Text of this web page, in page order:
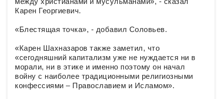
Карен Георгиевич.
«Блестящая точка», - добавил Соловьев.
«Карен Шахназаров также заметил, что
«сегодняшний капитализм уже не нуждается ни в
морали, ни в этике и именно поэтому он начал
войну с наиболее традиционными религиозными
конфессиями – Православием и Исламом».